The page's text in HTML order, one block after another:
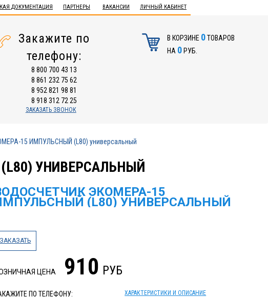
ДОКУМЕНТАЦИЯ ПАРТНЕРЫ ВАКАНСИИ ЛИЧНЫЙ КАБИНЕТ
Закажите по
телефону:
8 800 700 43 13
8 861 232 75 62
8 952 821 98 81
8 918 312 72 25
ЗАКАЗАТЬ ЗВОНОК
В КОРЗИНЕ 0ТОВАРОВ
НА 0РУБ.
15 ИМПУЛЬСНЫЙ (L80) универсальный
УНИВЕРСАЛЬНЫЙ
ЭКОМЕРА-15
(L80) УНИВЕРСАЛЬНЫЙ
ЗАКАЗАТЬ
ЦЕНА 910 РУБ
ПО ТЕЛЕФОНУ:
ХАРАКТЕРИСТИКИ И ОПИСАНИЕ